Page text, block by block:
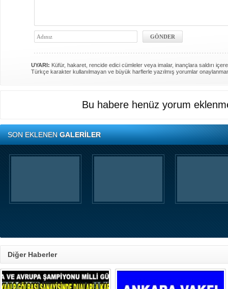
UYARI: Küfür, hakaret, rencide edici cümleler veya imalar, inançlara saldırı
Türkçe karakter kullanılmayan ve büyük harflerle yazılmış yorumlar
Bu habere henüz yorum
SON EKLENENGALERİLER
Diğer Haberler